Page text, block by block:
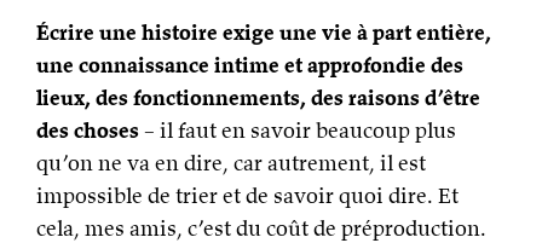
Écrire une histoire exige une vie à part entière,
une connaissance intime et approfondie des
lieux, des fonctionnements, des raisons d’être
des choses– il faut en savoir beaucoup plus
qu’on ne va en dire, car autrement, il est
impossible de trier et de savoir quoi dire. Et
cela, mes amis, c’est du coût de préproduction.